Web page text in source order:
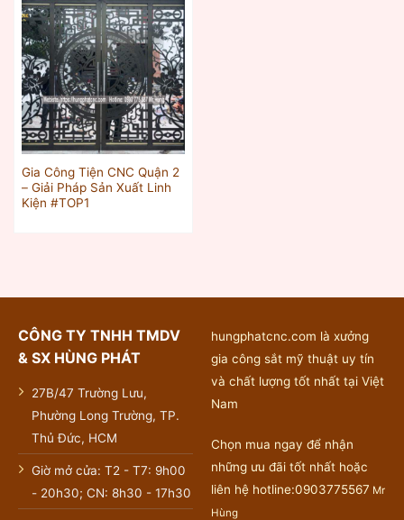
Gia Công Tiện CNC Quận 2
– Giải Pháp Sản Xuất Linh
Kiện #TOP1
CÔNG TY TNHH TMDV
& SX HÙNG PHÁT
27B/47 Trường Lưu,
Phường Long Trường, TP.
Thủ Đức, HCM
Giờ mở cửa: T2 - T7: 9h00
- 20h30; CN: 8h30 - 17h30
hungphatcnc.com là xưởng
gia công sắt mỹ thuật uy tín
và chất lượng tốt nhất tại Việt
Nam
Chọn mua ngay để nhận
những ưu đãi tốt nhất hoặc
liên hệ hotline:0903775567 Mr
Hùng